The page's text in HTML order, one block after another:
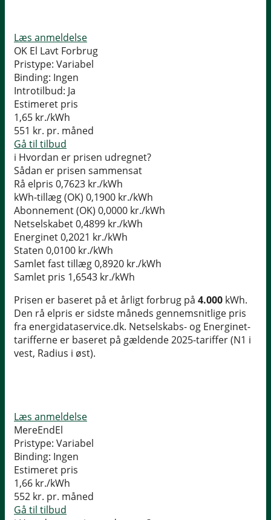
Læs anmeldelse
OK El Lavt Forbrug
Pristype: Variabel
Binding: Ingen
Introtilbud: Ja
Estimeret pris
1,65 kr./kWh
551 kr. pr. måned
Gå til tilbud
i Hvordan er prisen udregnet?
Sådan er prisen sammensat
Rå elpris 0,7623 kr./kWh
kWh-tillæg (OK) 0,1900 kr./kWh
Abonnement (OK) 0,0000 kr./kWh
Netselskabet0,4899 kr./kWh
Energinet0,2021 kr./kWh
Staten 0,0100 kr./kWh
Samlet fast tillæg0,8920 kr./kWh
Samlet pris 1,6543 kr./kWh
Prisen er baseret på et årligt forbrug på 4.000 kWh.
Den rå elpris er sidste måneds gennemsnitlige pris
fra energidataservice.dk. Netselskabs- og Energinet-
tarifferne er baseret på gældende 2025-tariffer (N1 i
vest, Radius i øst).
Læs anmeldelse
MereEndEl
Pristype: Variabel
Binding: Ingen
Estimeret pris
1,66 kr./kWh
552 kr. pr. måned
Gå til tilbud